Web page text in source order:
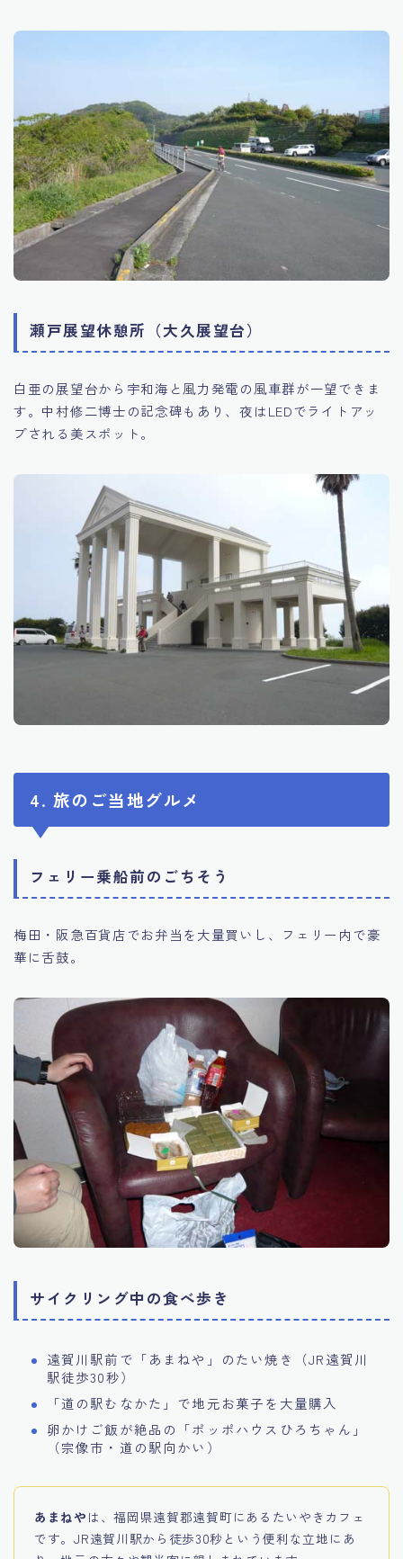
瀬戸展望休憩所（大久展望台）
白亜の展望台から宇和海と風力発電の風車群が一望できま
す。中村修二博士の記念碑もあり、夜はLEDでライトアッ
プされる美スポット。
4. 旅のご当地グルメ
フェリー乗船前のごちそう
梅田・阪急百貨店でお弁当を大量買いし、フェリー内で豪
華に舌鼓。
サイクリング中の食べ歩き
遠賀川駅前で「あまねや」のたい焼き（JR遠賀川
駅徒歩30秒）
「道の駅むなかた」で地元お菓子を大量購入
卵かけご飯が絶品の「ポッポハウスひろちゃん」
（宗像市・道の駅向かい）
あまねや は、福岡県遠賀郡遠賀町にあるたいやきカフェ
です。JR遠賀川駅から徒歩30秒という便利な立地にあ